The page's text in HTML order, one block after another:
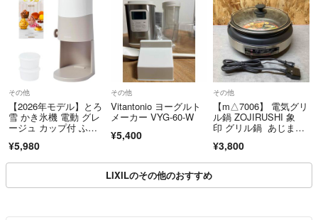
その他
【2026年モデル】とろ
雪 かき氷機 電動 グレ
ージュ カップ付 ふわ
ラ氷 コンパクト収納 D
TS-B5R
¥5,980
その他
Vitantonio ヨーグルト
メーカー VYG-60-W
¥5,400
その他
【m△7006】 電気グリ
ル鍋 ZOJIRUSHI 象
印 グリル鍋 あじま
¥3,800
LIXILのその他のおすすめ